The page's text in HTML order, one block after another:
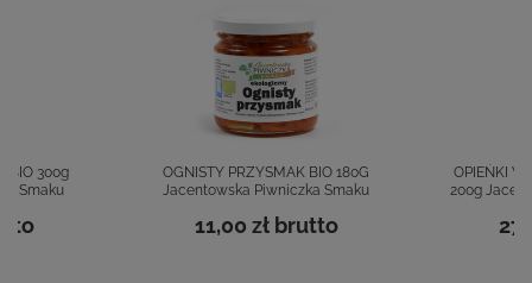
BIO 300g
Smaku
OGNISTY PRZYSMAK BIO 180G
Jacentowska Piwniczka Smaku
11,00 złbrutto
OPIEŃKI W
200g